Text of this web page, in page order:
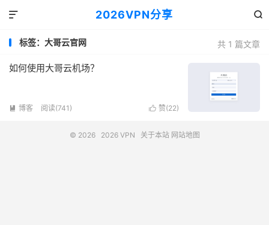
2026VPN分享 

共 1 篇文章
标签：大哥云官网
如何使用大哥云机场？
 赞(22)
 博客 阅读(741)
© 2026 2026 VPN 关于本站 网站地图